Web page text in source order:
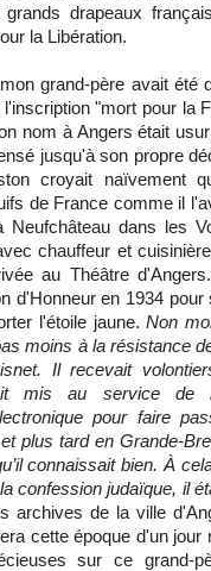
drapeaux
la Libération.
grand-père avait été
"mort pour la
nom à Angers était
jusqu'à son propre
croyait naïvement
de France comme il
Neufchâteau dans les
chauffeur et
au Théâtre
d'Honneur en 1934
l'étoile jaune.Non
moins à la résistance
Il recevait
mis au service de
pour faire
plus tard en Grande-
connaissait bien. À
confession judaïque, il
archives de la ville
cette époque d'un jour
sur ce grand-